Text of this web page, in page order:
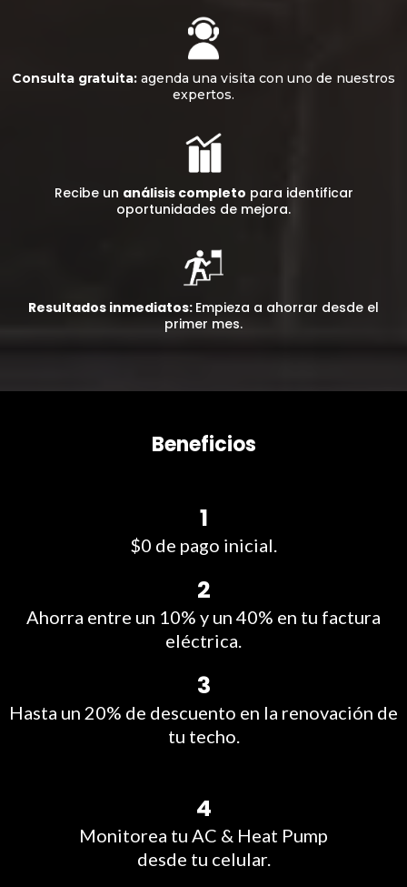
Consulta gratuita: agenda una visita con uno de nuestros
expertos.
Recibe un análisis completo para identificar
oportunidades de mejora.
Resultados inmediatos: Empieza a ahorrar desde el
primer mes.
Beneficios
1
$0 de pago inicial.
2
Ahorra entre un 10% y un 40% en tu factura
eléctrica.
3
Hasta un 20% de descuento en la renovación de
tu techo.
4
Monitorea tu AC & Heat Pump
desde tu celular.